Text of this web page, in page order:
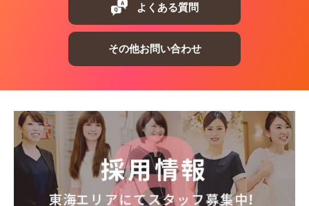
よくある質問
その他お問い合わせ